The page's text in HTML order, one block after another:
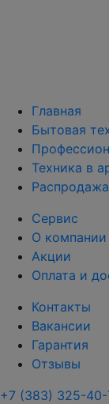
Главная
Бытовая
Техника в
Распродажа
Сервис
О компании
Акции
Оплата и
Контакты
Вакансии
Гарантия
Отзывы
+7 (383) 325-40-